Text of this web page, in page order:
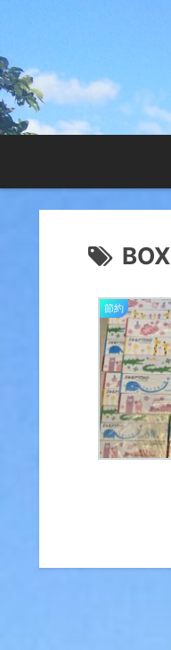
BOX
節約